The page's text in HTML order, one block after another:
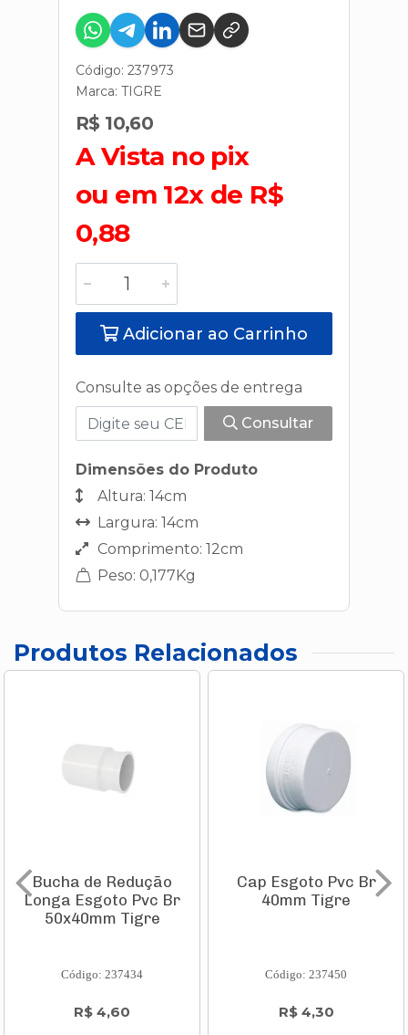
Código: 237973
Marca: TIGRE
R$ 10,60
A Vista no pix
ou em 12x de R$
0,88
Adicionar ao Carrinho
Consulte as opções de entrega
Consultar
Dimensões do Produto
Altura: 14cm
Largura: 14cm
Comprimento: 12cm
Peso: 0,177Kg
Produtos Relacionados
Bucha de Redução
Longa Esgoto Pvc Br
50x40mm Tigre
Código: 237434
R$ 4,60
Cap Esgoto Pvc Br
40mm Tigre
Código: 237450
R$ 4,30